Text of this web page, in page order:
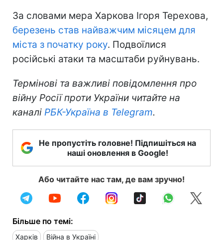
За словами мера Харкова Ігоря Терехова,
березень став найважчим місяцем для
міста з початку року. Подвоїлися
російські атаки та масштаби руйнувань.
Термінові та важливі повідомлення про
війну Росії проти України читайте на
каналі РБК-Україна в Telegram.
Не пропустіть головне! Підпишіться на
наші оновлення в Google!
Або читайте нас там, де вам зручно!
Більше по темі:
Харків Війна в Україні